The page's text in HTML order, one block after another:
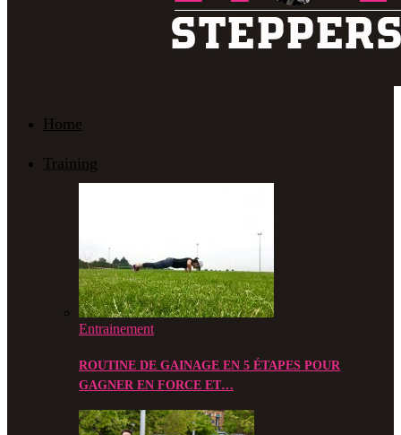
Home
Training
Entrainement
ROUTINE DE GAINAGE EN 5 ÉTAPES POUR
GAGNER EN FORCE ET…